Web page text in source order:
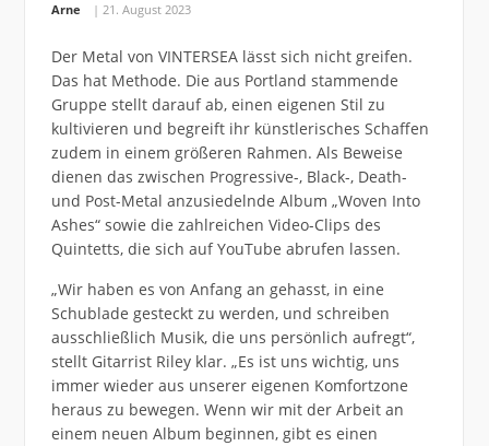
Arne 21. August 2023
Der Metal von VINTERSEA lässt sich nicht greifen.
Das hat Methode. Die aus Portland stammende
Gruppe stellt darauf ab, einen eigenen Stil zu
kultivieren und begreift ihr künstlerisches Schaffen
zudem in einem größeren Rahmen. Als Beweise
dienen das zwischen Progressive-, Black-, Death-
und Post-Metal anzusiedelnde Album „Woven Into
Ashes“ sowie die zahlreichen Video-Clips des
Quintetts, die sich auf YouTube abrufen lassen.
„Wir haben es von Anfang an gehasst, in eine
Schublade gesteckt zu werden, und schreiben
ausschließlich Musik, die uns persönlich aufregt“,
stellt Gitarrist Riley klar. „Es ist uns wichtig, uns
immer wieder aus unserer eigenen Komfortzone
heraus zu bewegen. Wenn wir mit der Arbeit an
einem neuen Album beginnen, gibt es einen